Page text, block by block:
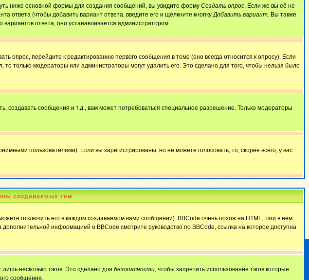
ниже основной формы для создания сообщений, вы увидите форму Создать опрос. Если же вы её не
ответа (чтобы добавить вариант ответа, введите его и щёлкните кнопкуДобавить вариант. Вы также
ответа, оно устанавливается администратором.
опрос, перейдите к редактированию первого сообщения в теме (оно всегда относится к опросу). Если
то только модераторы или администраторы могут удалить его. Это сделано для того, чтобы нельзя было
сообщения и т.д., вам может потребоваться специальное разрешение. Только модераторы
пользователями). Если вы зарегистрированы, но не можете голосовать, то, скорее всего, у вас
создаваемых тем
отключить его в каждом создаваемом вами сообщении). BBCode очень похож на HTML, тэги в нём
информацией о BBCode смотрите руководство по BBCode, ссылка на которое доступна
несколько тэгов. Это сделано для безопасности, чтобы запретить использование тэгов которые
сообщения.